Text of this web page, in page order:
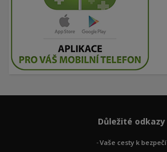
Důležité odkazy
Vaše cesty k bezpečí